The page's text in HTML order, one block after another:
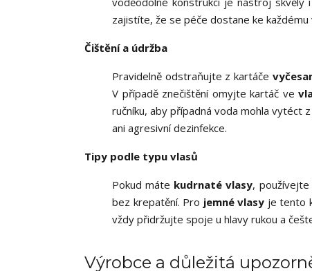
zajistíte, že se péče dostane ke
Čištění a údržba
Pravidelně odstraňujte z kartáče
V případě znečištění omyjte kartáč ve
ručníku, aby případná voda mohla vytéct
ani agresivní dezinfekce.
Tipy podle typu vlasů
Pokud máte kudrnaté vlasy, používejte
bez krepatění. Pro jemné vlasy je tento
vždy přidržujte spoje u hlavy rukou a
Výrobce a důležitá